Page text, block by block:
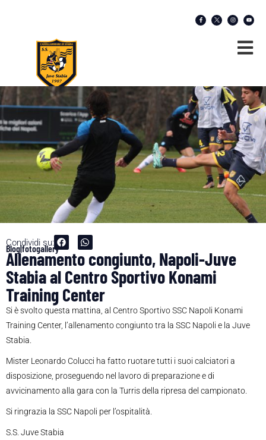
Condividi su:
Blog|fotogallery
Allenamento congiunto, Napoli-Juve
Stabia al Centro Sportivo Konami
Training Center
Si è svolto questa mattina, al Centro Sportivo SSC Napoli Konami
Training Center, l’allenamento congiunto tra la SSC Napoli e la Juve
Stabia.
Mister Leonardo Colucci ha fatto ruotare tutti i suoi calciatori a
disposizione, proseguendo nel lavoro di preparazione e di
avvicinamento alla gara con la Turris della ripresa del campionato.
Si ringrazia la SSC Napoli per l’ospitalità.
S.S. Juve Stabia